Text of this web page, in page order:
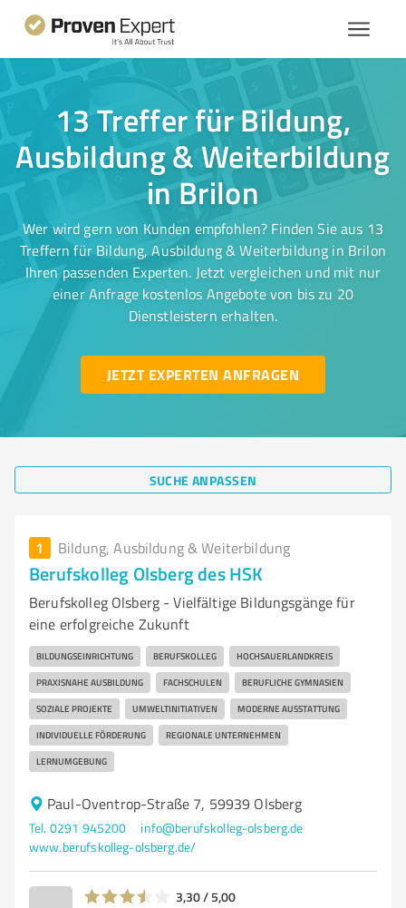
13 Treffer für Bildung,
Ausbildung & Weiterbildung
in Brilon
Wer wird gern von Kunden empfohlen? Finden Sie aus 13
Treffern für Bildung, Ausbildung & Weiterbildung in Brilon
Ihren passenden Experten. Jetzt vergleichen und mit nur
einer Anfrage kostenlos Angebote von bis zu 20
Dienstleistern erhalten.
JETZT EXPERTEN ANFRAGEN
SUCHE ANPASSEN
1 Bildung, Ausbildung & Weiterbildung
Berufskolleg Olsberg des HSK
Berufskolleg Olsberg - Vielfältige Bildungsgänge für
eine erfolgreiche Zukunft
BILDUNGSEINRICHTUNG BERUFSKOLLEG HOCHSAUERLANDKREIS
PRAXISNAHE AUSBILDUNG FACHSCHULEN BERUFLICHE GYMNASIEN
SOZIALE PROJEKTE UMWELTINITIATIVEN MODERNE AUSSTATTUNG
INDIVIDUELLE FÖRDERUNG REGIONALE UNTERNEHMEN
LERNUMGEBUNG
Paul-Oventrop-Straße 7, 59939 Olsberg
Tel. 0291 945200
info@berufskolleg-olsberg.de
www.berufskolleg-olsberg.de/
3,30 / 5,00